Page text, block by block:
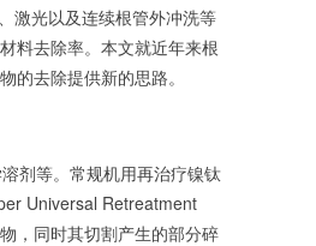
激光以及连续根管外冲洗等
料去除率。本文就近年来根
的去除提供新的思路。
剂等。常规机用再治疗镍钛
Universal Retreatment
，同时其切割产生的部分碎